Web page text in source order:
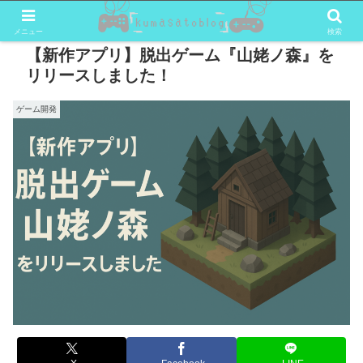
【新作アプリ】脱出ゲーム『山姥ノ森』を
リリースしました！
ゲーム開発
メニュー 検索